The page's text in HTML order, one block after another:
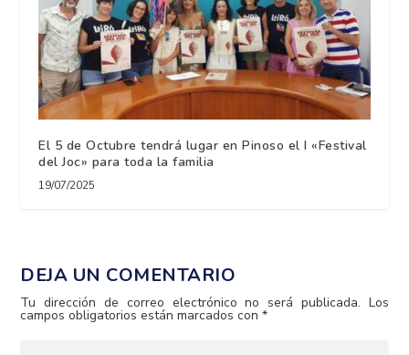
El 5 de Octubre tendrá lugar en Pinoso el I «Festival
del Joc» para toda la familia
19/07/2025
DEJA UN COMENTARIO
Tu dirección de correo electrónico no será publicada. Los
campos obligatorios están marcados con*